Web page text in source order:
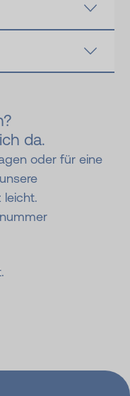
da.
oder für eine
leicht.